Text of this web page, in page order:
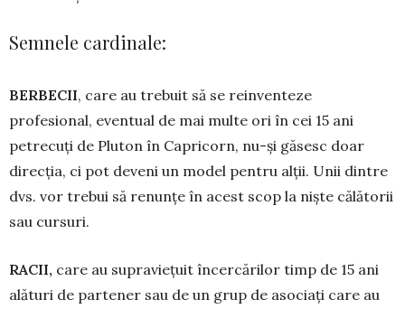
Semnele cardinale:
BERBECII, care au trebuit să se rein­ven­teze
profesional, eventual de mai multe ori în cei 15 ani
petrecuți de Pluton în Capricorn, nu-și găsesc doar
direcția, ci pot deveni un model pentru alții. Unii dintre
dvs. vor trebui să renunțe în acest scop la niște călătorii
sau cursuri.
RACII, care au supraviețuit încercărilor timp de 15 ani
alături de partener sau de un grup de asociați care au